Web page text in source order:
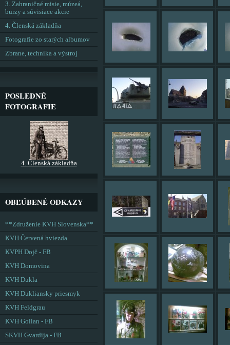
3. Zahraničné misie, múzeá,
burzy a súvisiace akcie
4. Členská základňa
Fotografie zo starých albumov
Zbrane, technika a výstroj
POSLEDNÉ
FOTOGRAFIE
4. Členská základňa
OBĽÚBENÉ ODKAZY
**Združenie KVH Slovenska**
KVH Červená hviezda
KVPH Dojč - FB
KVH Domovina
KVH Dukla
KVH Dukliansky priesmyk
KVH Feldgrau
KVH Golian - FB
SKVH Gvardija - FB